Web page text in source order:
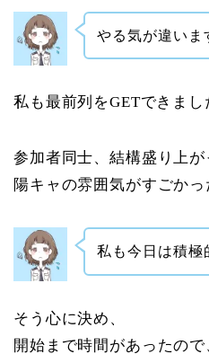
やる気が違いま
私も最前列をGETできまし
参加者同士、結構盛り上が
陽キャの雰囲気がすごかっ
私も今日は積極
そう心に決め、
開始まで時間があったので